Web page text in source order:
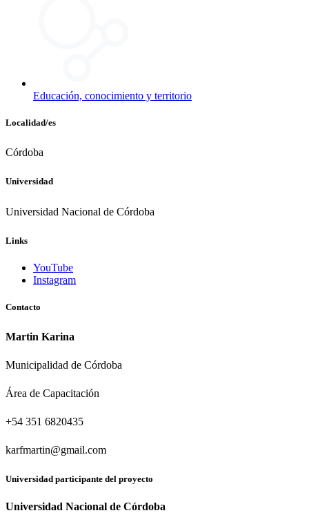
Educación, conocimiento y territorio
Localidad/es
Córdoba
Universidad
Universidad Nacional de Córdoba
Links
YouTube
Instagram
Contacto
Martin Karina
Municipalidad de Córdoba
Área de Capacitación
+54 351 6820435
karfmartin@gmail.com
Universidad participante del proyecto
Universidad Nacional de Córdoba